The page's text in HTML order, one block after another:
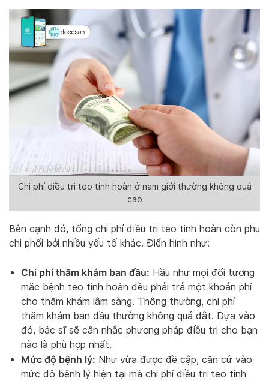
Chi phí điều trị teo tinh hoàn ở nam giới thường không quá
cao
Bên cạnh đó, tổng chi phí điều trị teo tinh hoàn còn phụ
chi phối bởi nhiều yếu tố khác. Điển hình như:
Chi phí thăm khám ban đầu: Hầu như mọi đối tượng
mắc bệnh teo tinh hoàn đều phải trả một khoản phí
cho thăm khám lâm sàng. Thông thường, chi phí
thăm khám ban đầu thường không quá đắt. Dựa vào
đó, bác sĩ sẽ cân nhắc phương pháp điều trị cho bạn
nào là phù hợp nhất.
Mức độ bệnh lý: Như vừa được đề cập, căn cứ vào
mức độ bệnh lý hiện tại mà chi phí điều trị teo tinh